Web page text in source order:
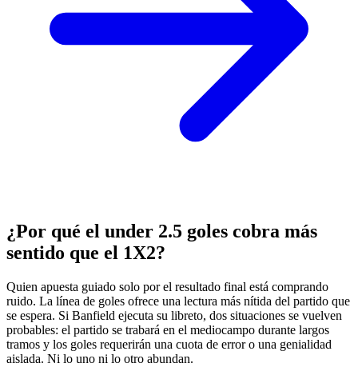
¿Por qué el under 2.5 goles cobra más
sentido que el 1X2?
Quien apuesta guiado solo por el resultado final está comprando
ruido. La línea de goles ofrece una lectura más nítida del partido que
se espera. Si Banfield ejecuta su libreto, dos situaciones se vuelven
probables: el partido se trabará en el mediocampo durante largos
tramos y los goles requerirán una cuota de error o una genialidad
aislada. Ni lo uno ni lo otro abundan.